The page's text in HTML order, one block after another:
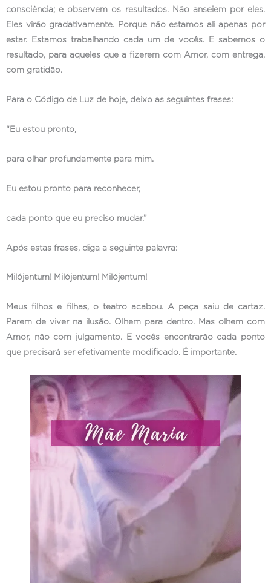
consciência; e observem os resultados. Não anseiem por eles.
Eles virão gradativamente. Porque não estamos ali apenas por
estar. Estamos trabalhando cada um de vocês. E sabemos o
resultado, para aqueles que a fizerem com Amor, com entrega,
com gratidão.
Para o Código de Luz de hoje, deixo as seguintes frases:
“Eu estou pronto,
para olhar profundamente para mim.
Eu estou pronto para reconhecer,
cada ponto que eu preciso mudar.”
Após estas frases, diga a seguinte palavra:
Milójentum! Milójentum! Milójentum!
Meus filhos e filhas, o teatro acabou. A peça saiu de cartaz.
Parem de viver na ilusão. Olhem para dentro. Mas olhem com
Amor, não com julgamento. E vocês encontrarão cada ponto
que precisará ser efetivamente modificado. É importante.